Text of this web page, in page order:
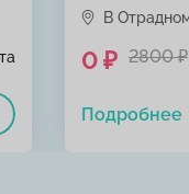
В
0 ₽ 2800 ₽
Подробнее